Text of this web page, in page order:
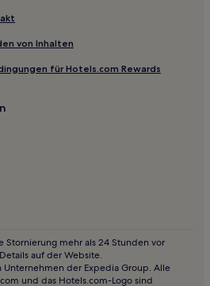
Zinkensdamm
Åkeshov
Stadshagen
Årstadal
Solna centrum
von Inhalten
für Hotels.com Rewards
Stornierung mehr als 24 Stunden vor
auf der Website.
Unternehmen der Expedia Group. Alle
und das Hotels.com-Logo sind